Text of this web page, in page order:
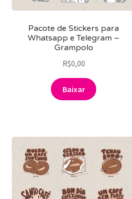
Pacote de Stickers para
Whatsapp e Telegram –
Grampolo
R$0,00
Baixar